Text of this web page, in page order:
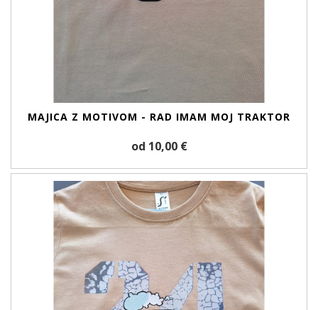
MAJICA Z MOTIVOM - RAD IMAM MOJ TRAKTOR
od 10,00 €